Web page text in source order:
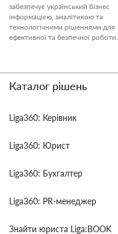
забезпечує український бізнес
інформацією, аналітикою та
технологічними рішеннями для
ефективної та безпечної роботи.
Каталог рішень
Liga360: Керівник
Liga360: Юрист
Liga360: Бухгалтер
Liga360: PR-менеджер
Знайти юриста Liga:BOOK